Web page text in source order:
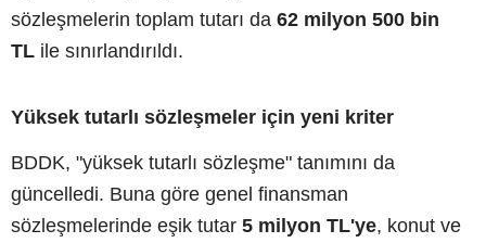
sözleşmelerin toplam tutarı da 62 milyon 500 bin
TL ile sınırlandırıldı.
Yüksek tutarlı sözleşmeler için yeni kriter
BDDK, "yüksek tutarlı sözleşme" tanımını da
güncelledi. Buna göre genel finansman
sözleşmelerinde eşik tutar 5 milyon TL'ye, konut ve